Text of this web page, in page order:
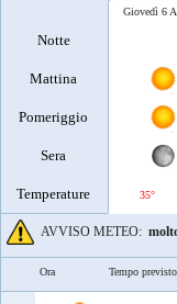
Notte
Mattina
Pomeriggio
Sera
Temperature
Giovedì 6
35°
AVVISO METEO:
Ora Tempo previsto